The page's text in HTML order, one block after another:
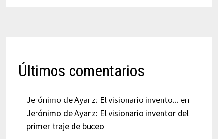
Últimos comentarios
Jerónimo de Ayanz: El visionario invento... en
Jerónimo de Ayanz: El visionario inventor del
primer traje de buceo